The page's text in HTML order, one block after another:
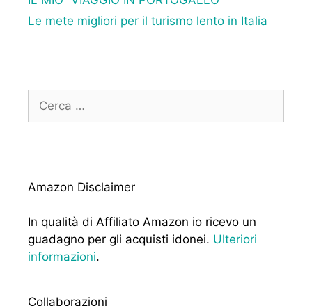
Le mete migliori per il turismo lento in Italia
per:
Amazon Disclaimer
In qualità di Affiliato Amazon io ricevo un
guadagno per gli acquisti idonei. Ulteriori
informazioni.
Collaborazioni